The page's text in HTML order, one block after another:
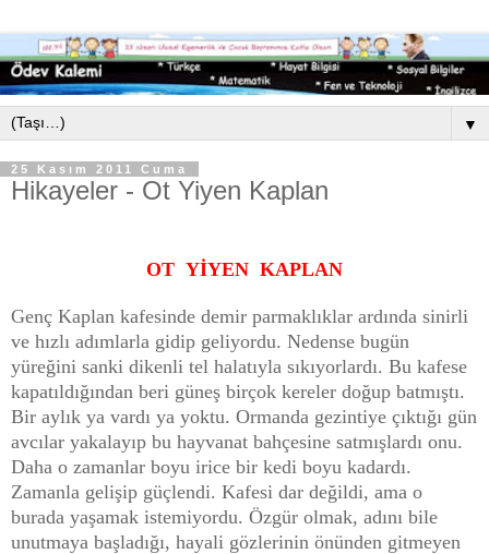
▼
25 Kasım 2011 Cuma
Hikayeler - Ot Yiyen Kaplan
OT YİYEN KAPLAN
Genç Kaplan kafesinde demir parmaklıklar ardında sinirli
ve hızlı adımlarla gidip geliyordu. Nedense bugün
yüreğini sanki dikenli tel halatıyla sıkıyorlardı. Bu kafese
kapatıldığından beri güneş birçok kereler doğup batmıştı.
Bir aylık ya vardı ya yoktu. Ormanda gezintiye çıktığı gün
avcılar yakalayıp bu hayvanat bahçesine satmışlardı onu.
Daha o zamanlar boyu irice bir kedi boyu kadardı.
Zamanla gelişip güçlendi. Kafesi dar değildi, ama o
burada yaşamak istemiyordu. Özgür olmak, adını bile
unutmaya başladığı, hayali gözlerinin önünden gitmeyen